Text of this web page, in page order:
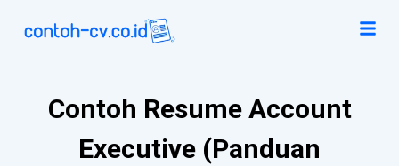
Contoh Resume Account
Executive (Panduan